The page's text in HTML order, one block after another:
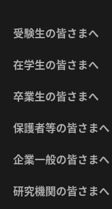
受験生の皆さまへ
在学生の皆さまへ
卒業生の皆さまへ
保護者等の皆さまへ
企業一般の皆さまへ
研究機関の皆さまへ